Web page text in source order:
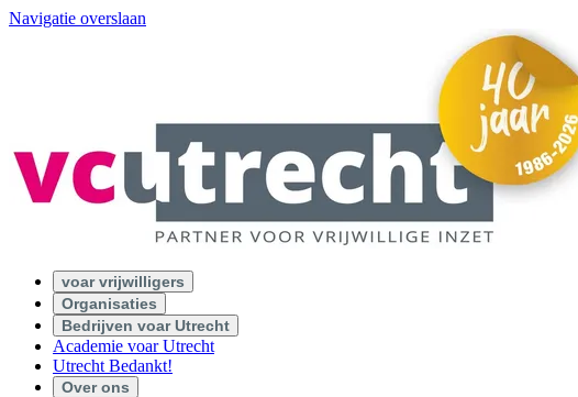
Navigatie overslaan
voar vrijwilligers
Organisaties
Bedrijven voar Utrecht
Academie voar Utrecht
Utrecht Bedankt!
Over ons